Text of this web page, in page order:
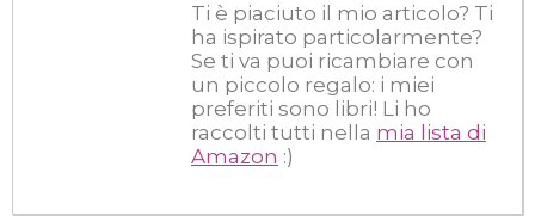
Ti è piaciuto il mio articolo? Ti
ha ispirato particolarmente?
Se ti va puoi ricambiare con
un piccolo regalo: i miei
preferiti sono libri! Li ho
raccolti tutti nella mia lista di
Amazon :)